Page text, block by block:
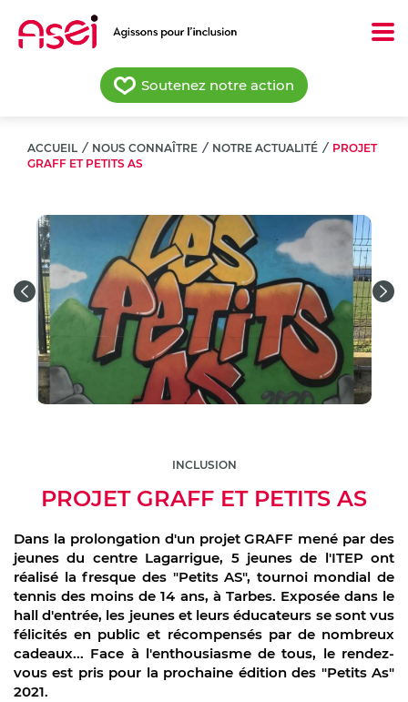
contenu
Soutenez notre action
ACCUEIL / NOUS CONNAÎTRE / NOTRE ACTUALITÉ / PROJET
GRAFF ET PETITS AS
Previous
INCLUSION
PROJET GRAFF ET PETITS AS
Dans la prolongation d'un projet GRAFF mené par des
jeunes du centre Lagarrigue, 5 jeunes de l'ITEP ont
réalisé la fresque des "Petits AS", tournoi mondial de
tennis des moins de 14 ans, à Tarbes. Exposée dans le
hall d'entrée, les jeunes et leurs éducateurs se sont vus
félicités en public et récompensés par de nombreux
cadeaux... Face à l'enthousiasme de tous, le rendez-
vous est pris pour la prochaine édition des "Petits As"
2021.